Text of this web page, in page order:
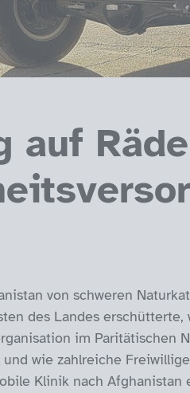
auf
von schweren
des Landes
im Paritätischen
wie zahlreiche
Klinik nach